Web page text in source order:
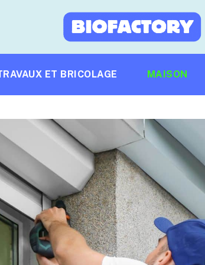
ET BRICOLAGE MAISON